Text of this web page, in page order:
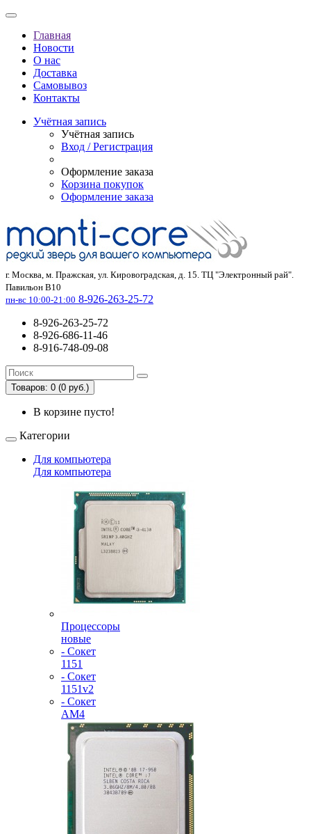
Главная
Новости
О нас
Доставка
Самовывоз
Контакты
Учётная запись
Учётная запись
Вход / Регистрация
Оформление заказа
Корзина покупок
Оформление заказа
г. Москва, м. Пражская, ул. Кировоградская, д. 15. ТЦ "Электронный рай".
Павильон В10
пн-вс 10:00-21:00 8-926-263-25-72
8-926-263-25-72
8-926-686-11-46
8-916-748-09-08
Товаров: 0 (0 руб.)
В корзине пусто!
Категории
Для компьютера
Для компьютера
Процессоры
новые
- Сокет
1151
- Сокет
1151v2
- Сокет
AM4